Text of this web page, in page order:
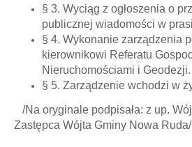
§ 3. Wyciąg z ogłoszenia o
publicznej wiadomości w
§ 4. Wykonanie zarządzenia
kierownikowi Referatu
Nieruchomościami i Geodezji.
§ 5. Zarządzenie wchodzi w
/Na oryginale podpisała: z up.
Zastępca Wójta Gminy Nowa Ruda/